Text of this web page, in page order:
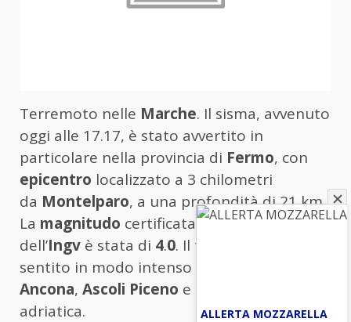
Terremoto nelle Marche. Il sisma, avvenuto
oggi alle 17.17, è stato avvertito in
particolare nella provincia di Fermo, con
epicentro localizzato a 3 chilometri
da Montelparo, a una profondità di 21 km.
La magnitudo certificata dai sistemi
dell’Ingv è stata di 4.0. Il terremoto è stato
sentito in modo intenso anche ad
Ancona, Ascoli Piceno e lungo la costa
adriatica.
ALLERTA MOZZARELLA